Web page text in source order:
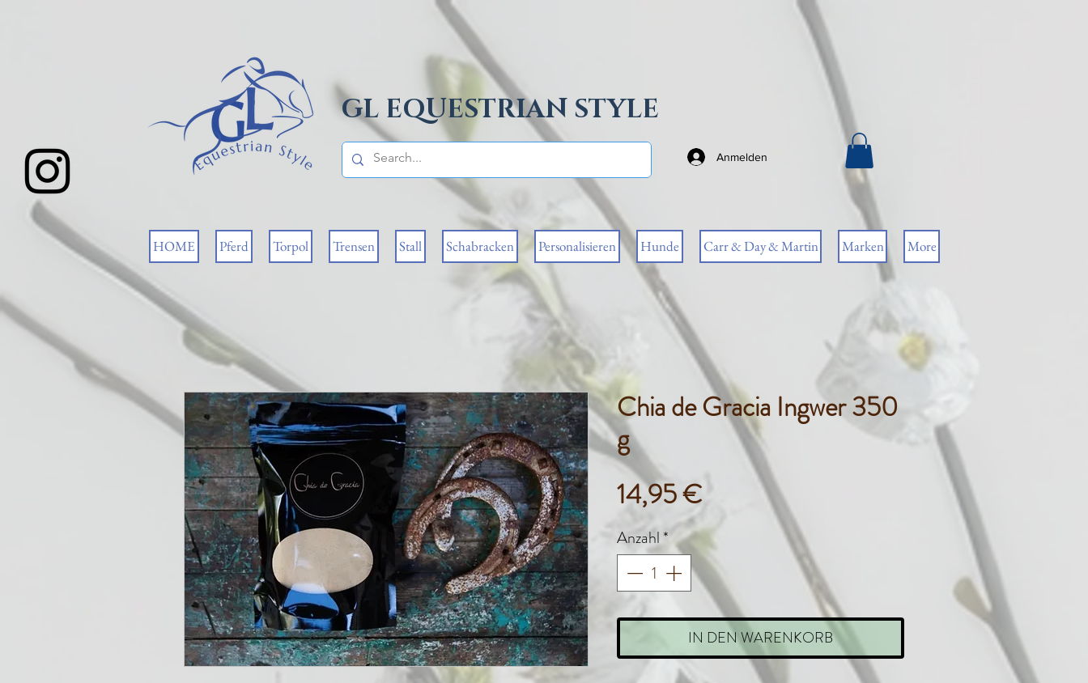
GL EQUESTRIAN STYLE
Anmelden
HOME Pferd Torpol Trensen Stall Schabracken Personalisieren Hunde Carr & Day & Martin Marken More
Chia de Gracia Ingwer 350
g
14,95 €Preis
Anzahl *
IN DEN WARENKORB